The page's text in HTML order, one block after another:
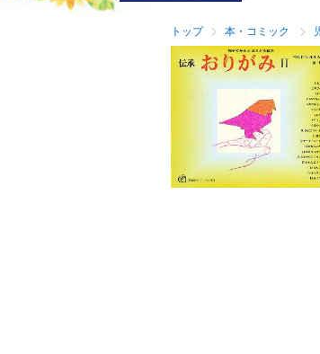
トップ 本・コミック